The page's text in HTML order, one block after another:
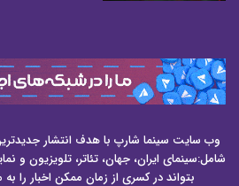
وب سایت سینما شارپ با هدف انتشار
شامل:سینمای ایران، جهان، تئاتر، تلویزیون
بتواند در کسری از زمان ممکن اخبار را